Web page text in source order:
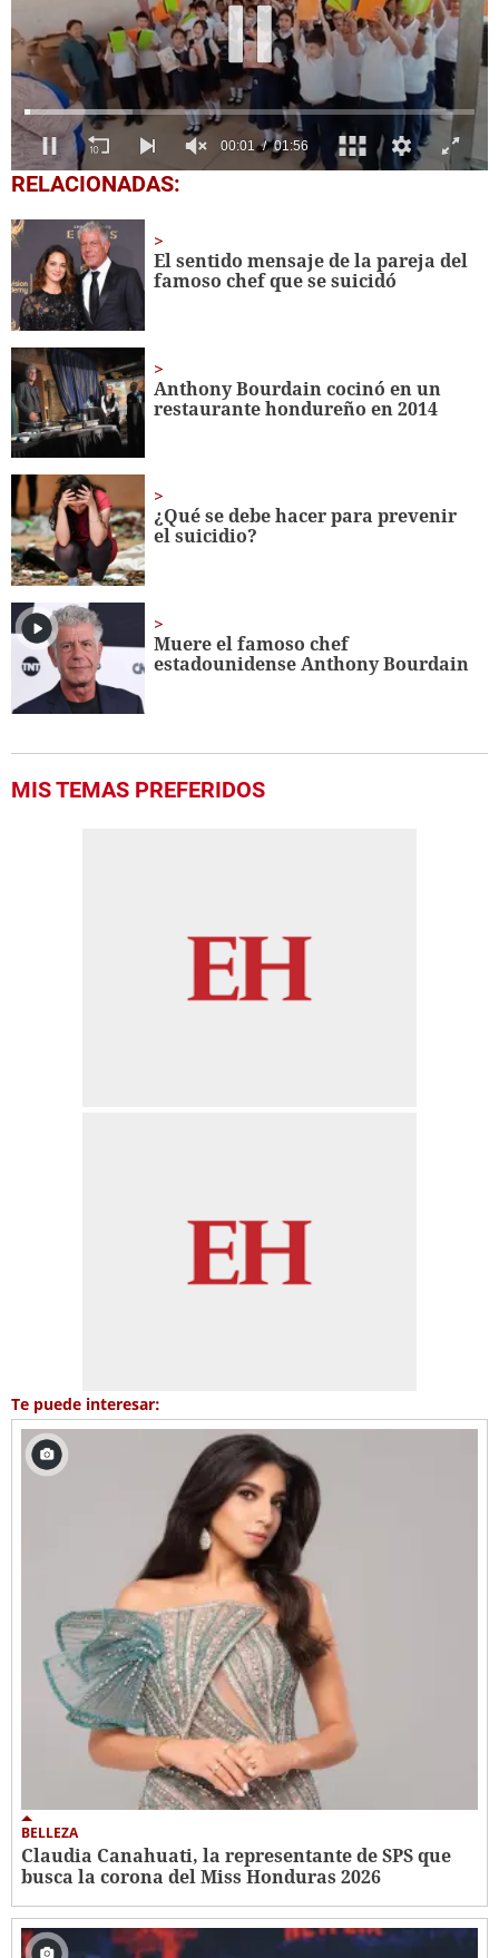
0
seconds
1
minute,
seconds
RELACIONADAS:
El sentido mensaje de la pareja del
famoso chef que se suicidó
Anthony Bourdain cocinó en un
restaurante hondureño en 2014
¿Qué se debe hacer para prevenir
el suicidio?
Muere el famoso chef
estadounidense Anthony Bourdain
MIS TEMAS PREFERIDOS
Te puede interesar:
BELLEZA
Claudia Canahuati, la representante de SPS que
busca la corona del Miss Honduras 2026